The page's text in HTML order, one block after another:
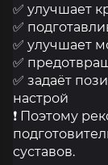
✅ улучшает
✅
✅ улучшает
✅
✅ задаёт
настрой
❗ Поэтому
суставов.